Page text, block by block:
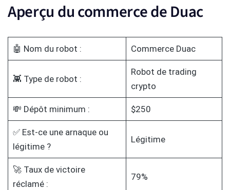
Aperçu du commerce de Duac
🤖 Nom du robot : Commerce Duac
👾 Type de robot :
Robot de trading
crypto
💸 Dépôt minimum : $250
✅ Est-ce une arnaque ou
légitime ?
Légitime
🚀 Taux de victoire
réclamé :
79%